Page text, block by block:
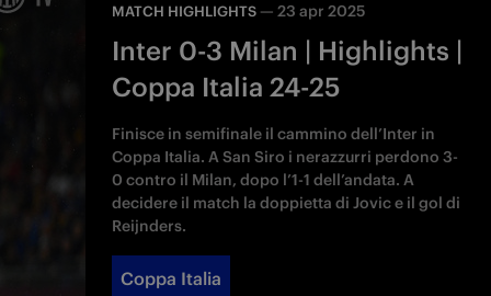
MATCH HIGHLIGHTS —23 apr 2025
Inter 0-3 Milan | Highlights |
Coppa Italia 24-25
Finisce in semifinale il cammino dell’Inter in
Coppa Italia. A San Siro i nerazzurri perdono 3-
0 contro il Milan, dopo l’1-1 dell’andata. A
decidere il match la doppietta di Jovic e il gol di
Reijnders.
Coppa Italia